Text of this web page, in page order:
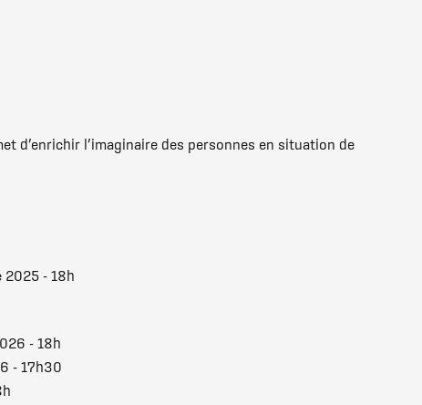
d’enrichir l’imaginaire des personnes en situation de
2025 - 18h
- 18h
- 17h30